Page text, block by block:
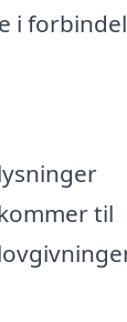
i
til